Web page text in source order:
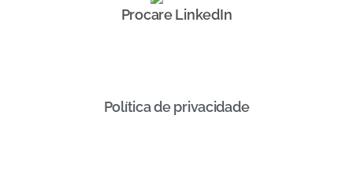
Procare LinkedIn
Política de privacidade